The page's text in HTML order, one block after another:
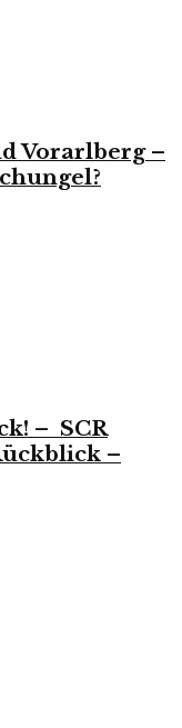
Vorarlberg –
– SCR
–